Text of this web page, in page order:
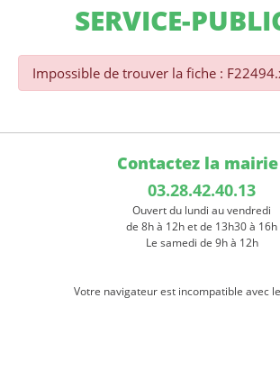
SERVICE-
Impossible de trouver la fiche :
Contactez la
03.28.42.40.13
Ouvert du lundi au vendredi
de 8h à 12h et de 13h30 à 16h
Le samedi de 9h à 12h
Votre navigateur est incompatible avec